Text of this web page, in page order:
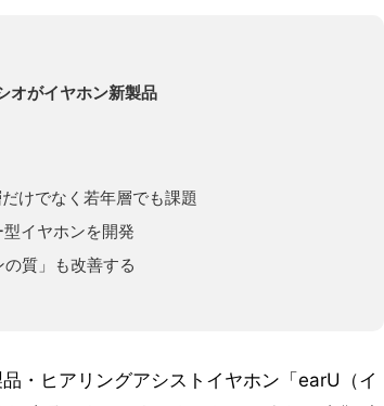
オがイヤホン新製品
けでなく若年層でも課題
イヤホンを開発
質」も改善する
・ヒアリングアシストイヤホン「earU（イ